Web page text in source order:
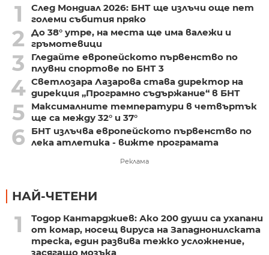
1
След Мондиал 2026: БНТ ще излъчи още пет
големи събития пряко
2
До 38° утре, на места ще има валежи и
гръмотевици
3
Гледайте европейското първенство по
плувни спортове по БНТ 3
4 Светлозара Лазарова става директор на
дирекция „Програмно съдържание“ в БНТ
5
Максималните температури в четвъртък
ще са между 32° и 37°
6
БНТ излъчва европейското първенство по
лека атлетика - вижте програмата
Реклама
НАЙ-ЧЕТЕНИ
1
Тодор Кантарджиев: Ако 200 души са ухапани
от комар, носещ вируса на Западнонилската
треска, един развива тежко усложнение,
засягащо мозъка